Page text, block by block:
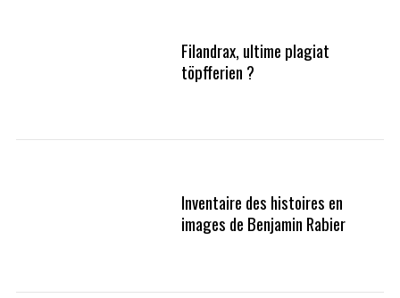
Filandrax, ultime plagiat
töpfferien ?
Inventaire des histoires en
images de Benjamin Rabier